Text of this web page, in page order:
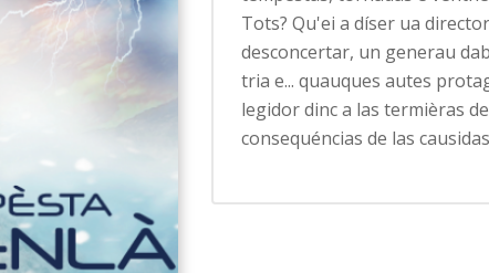
Tots? Qu'ei a díser ua
desconcertar, un generau
tria e... quauques autes
legidor dinc a las termièras
consequéncias de las